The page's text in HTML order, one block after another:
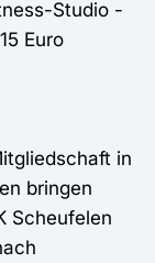
Studio -
Euro
in
bringen
Scheufelen